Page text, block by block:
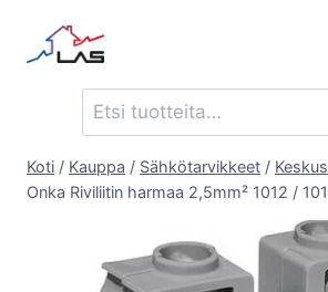
sisältöön
Etsi:
Koti / Kauppa / Sähkötarvikkeet /
Onka Riviliitin harmaa 2,5mm² 1012 /